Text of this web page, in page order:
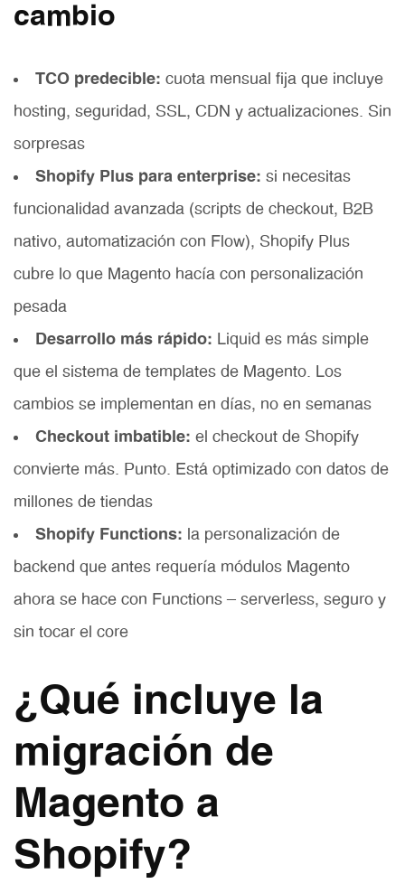
cambio
TCO predecible: cuota mensual fija que incluye
hosting, seguridad, SSL, CDN y actualizaciones. Sin
sorpresas
Shopify Plus para enterprise: si necesitas
funcionalidad avanzada (scripts de checkout, B2B
nativo, automatización con Flow), Shopify Plus
cubre lo que Magento hacía con personalización
pesada
Desarrollo más rápido: Liquid es más simple
que el sistema de templates de Magento. Los
cambios se implementan en días, no en semanas
Checkout imbatible: el checkout de Shopify
convierte más. Punto. Está optimizado con datos de
millones de tiendas
Shopify Functions: la personalización de
backend que antes requería módulos Magento
ahora se hace con Functions — serverless, seguro y
sin tocar el core
¿Qué incluye la
migración de
Magento a
Shopify?